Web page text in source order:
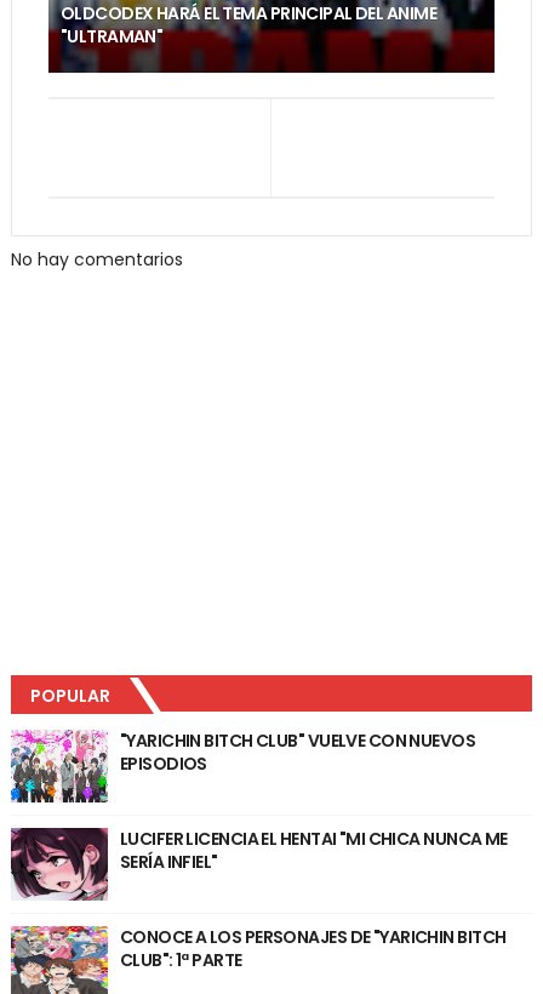
OLDCODEX HARÁ EL TEMA PRINCIPAL DEL ANIME
"ULTRAMAN"
No hay comentarios
POPULAR
"YARICHIN BITCH CLUB" VUELVE CON NUEVOS
EPISODIOS
LUCIFER LICENCIA EL HENTAI "MI CHICA NUNCA ME
SERÍA INFIEL"
CONOCE A LOS PERSONAJES DE "YARICHIN BITCH
CLUB": 1ª PARTE